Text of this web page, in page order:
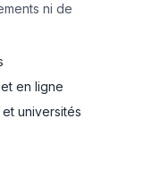
ni de
en ligne
universités